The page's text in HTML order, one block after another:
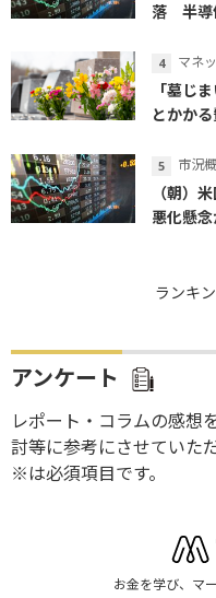
落 半導
マネ
「墓じ
とかか
市況
（朝）
悪化懸
ランキ
アンケート
レポート・コラムの感想
討等に参考にさせていただ
※は必須項目です。
お金を学び、マ